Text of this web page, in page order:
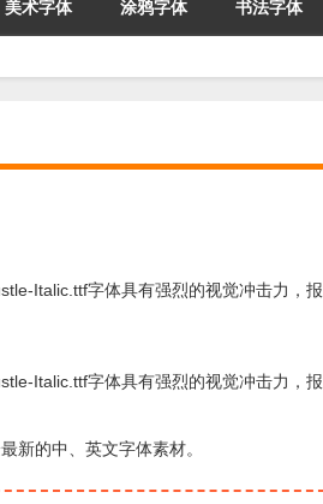
美术字体 涂鸦字体 书法字体
Italic.ttf字体具有强烈的视觉冲击力，报
Italic.ttf字体具有强烈的视觉冲击力，报
新的中、英文字体素材。